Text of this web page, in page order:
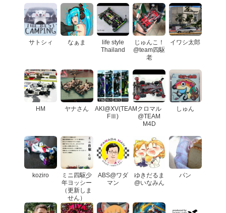
サトシィ なぁま
life style
Thailand
じゅんこ！
@team四駆
老
イワシ太郎
HM ヤナさん
AKI@XV(TEAM
FⅢ)
クロマル
@TEAM
M4D
しゅん
koziro
ミニ四駆少
年ヨッシー
（更新しま
せん）
ABS@ワダ
マン
ゆきだるま
@いなみん
パン